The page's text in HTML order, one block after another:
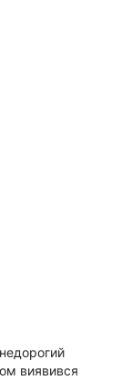
виявився